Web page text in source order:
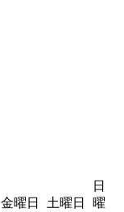
金曜日 土曜日
日
曜